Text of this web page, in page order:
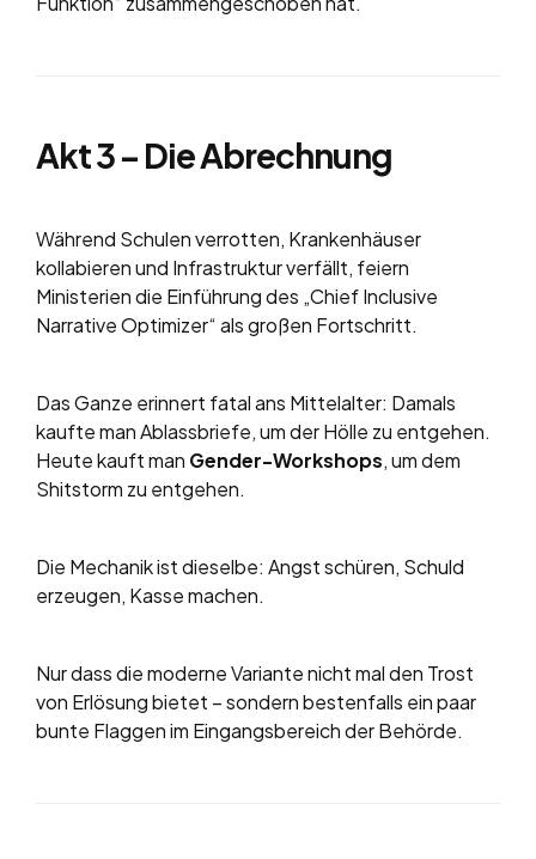
Akt 3 – Die Abrechnung
Während Schulen verrotten, Krankenhäuser
kollabieren und Infrastruktur verfällt, feiern
Ministerien die Einführung des „Chief Inclusive
Narrative Optimizer“ als großen Fortschritt.
Das Ganze erinnert fatal ans Mittelalter: Damals
kaufte man Ablassbriefe, um der Hölle zu entgehen.
Heute kauft man Gender-Workshops, um dem
Shitstorm zu entgehen.
Die Mechanik ist dieselbe: Angst schüren, Schuld
erzeugen, Kasse machen.
Nur dass die moderne Variante nicht mal den Trost
von Erlösung bietet – sondern bestenfalls ein paar
bunte Flaggen im Eingangsbereich der Behörde.